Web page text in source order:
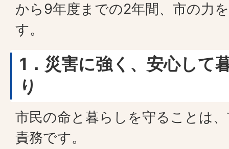
から9年度までの2年間、市の力
す。
1 ．災害に強く、安心して
り
市民の命と暮らしを守ることは
責務です。